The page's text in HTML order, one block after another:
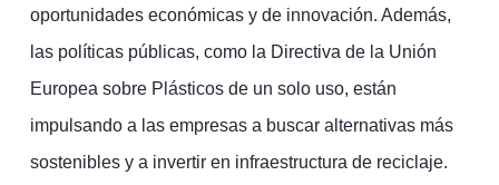
oportunidades económicas y de innovación. Además,
las políticas públicas, como la Directiva de la Unión
Europea sobre Plásticos de un solo uso, están
impulsando a las empresas a buscar alternativas más
sostenibles y a invertir en infraestructura de reciclaje.